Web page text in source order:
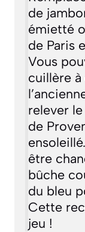
de
émietté
de Paris
Vous
cuillère
relever
de
être
bûche
du bleu
Cette
jeu !